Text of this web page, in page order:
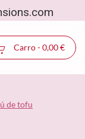
Carro -0,00 €
de tofu